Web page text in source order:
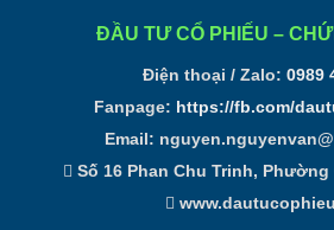
ĐẦU TƯ CỔ PHIẾU –
Điện thoại / Zalo: 0989
Fanpage: https://fb.com/
Email:
Số 16 Phan Chu Trinh, Phường